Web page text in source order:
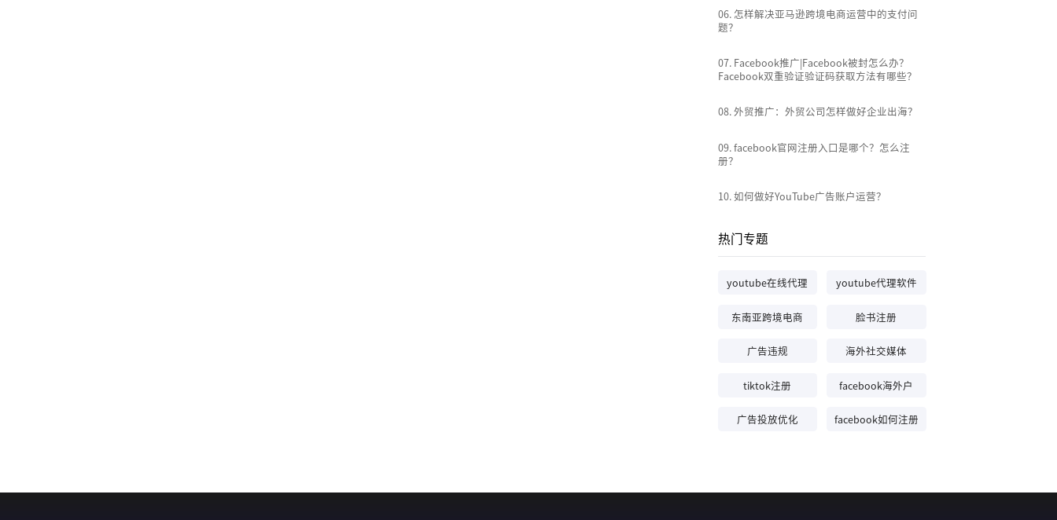
06. 怎样解决亚马逊跨境电商运营中的支付问
题？
07. Facebook推广|Facebook被封怎么办？
Facebook双重验证验证码获取方法有哪些？
08.外贸推广：外贸公司怎样做好企业出海？
09.facebook官网注册入口是哪个？怎么注
册？
10.如何做好YouTube广告账户运营？
热门专题
youtube在线代理 youtube代理软件
东南亚跨境电商 脸书注册
广告违规 海外社交媒体
tiktok注册 facebook海外户
广告投放优化 facebook如何注册